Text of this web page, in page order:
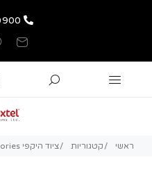
03-7690900
ראשי קטגוריות ציוד היקפי Accessories